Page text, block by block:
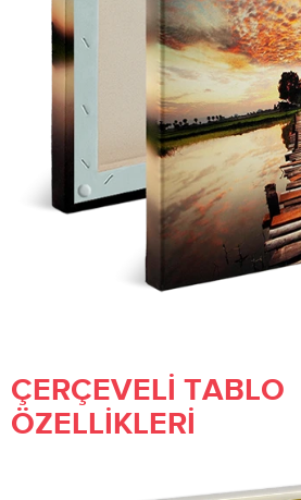
ÇERÇEVELI TABLO
ÖZELLIKLERI